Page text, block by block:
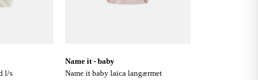
name it - baby
name it baby laica langærmet